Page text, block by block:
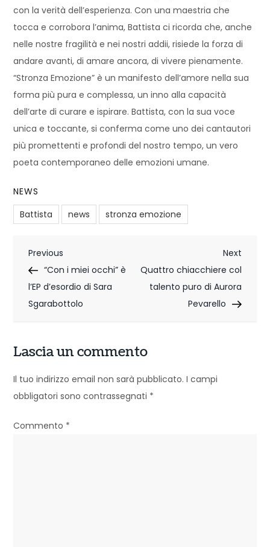
con la verità dell’esperienza. Con una maestria che
tocca e corrobora l’anima, Battista ci ricorda che, anche
nelle nostre fragilità e nei nostri addii, risiede la forza di
andare avanti, di amare ancora, di vivere pienamente.
“Stronza Emozione” è un manifesto dell’amore nella sua
forma più pura e complessa, un inno alla capacità
dell’arte di curare e ispirare. Battista, con la sua voce
unica e toccante, si conferma come uno dei cantautori
più promettenti e profondi del nostro tempo, un vero
poeta contemporaneo delle emozioni umane.
NEWS
Battista
news stronza emozione
N
a
v
g
a
z
i
Previous
Post
Previous
“Con i miei occhi” è
l’EP d’esordio di Sara
Sgarabottolo
Next
Post
Next
Quattro chiacchiere col
talento puro di Aurora
Pevarello
Lascia un commento
Il tuo indirizzo email non sarà pubblicato. I campi
obbligatori sono contrassegnati *
Commento *